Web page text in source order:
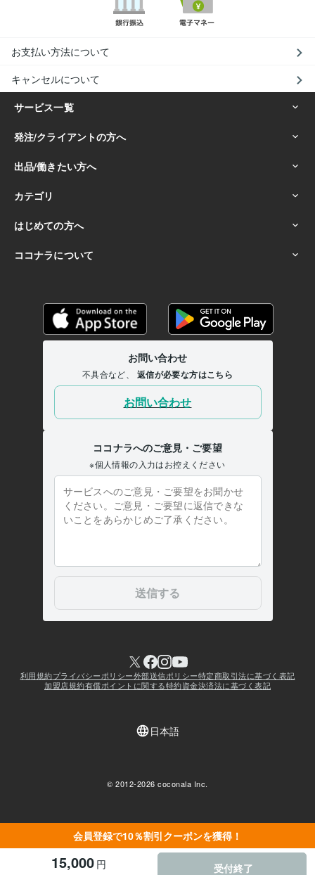
会員登録で10％割引クーポンを獲得！
15,000 円 受付終了
お支払い方法について
キャンセルについて